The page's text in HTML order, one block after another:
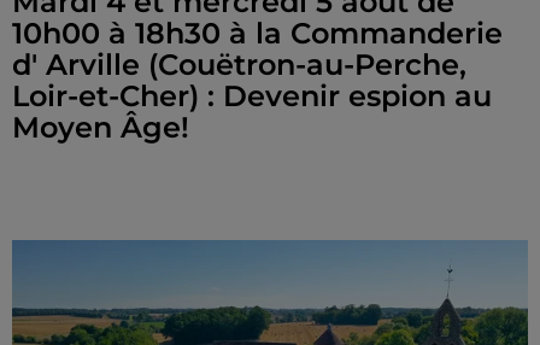
10h00 à 18h30 à la Commanderie
d' Arville (Couëtron-au-Perche,
Loir-et-Cher) : Devenir espion au
Moyen Âge!